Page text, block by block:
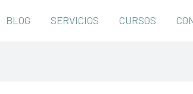
BLOG SERVICIOS CURSOS